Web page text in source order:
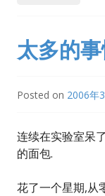
太多的
Posted on 2006年
连续在实验室呆
的面包.
花了一个星期,从